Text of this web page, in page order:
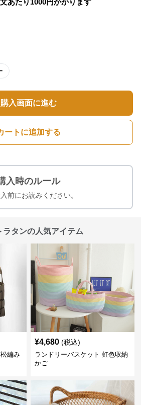
あたり 1000円かかります
購入画面に進む
ートに追加する
入時のルール
前にお読みください。
タンの人気アイテム
編み
¥4,680 (税込)
ランドリーバスケット 虹色収納
かご